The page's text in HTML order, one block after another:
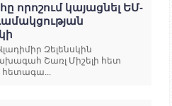
որոշում կայացնել ԵՄ-
Զելենսկին
Շառլ Միշելի հետ
հետագա...